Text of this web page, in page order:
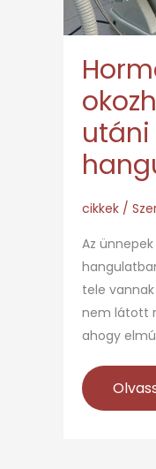
utáni
cikkek /
Az
tele
nem látott
ahogy